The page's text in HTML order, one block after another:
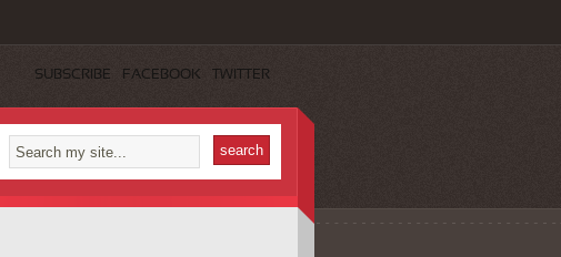
SUBSCRIBE FACEBOOK TWITTER